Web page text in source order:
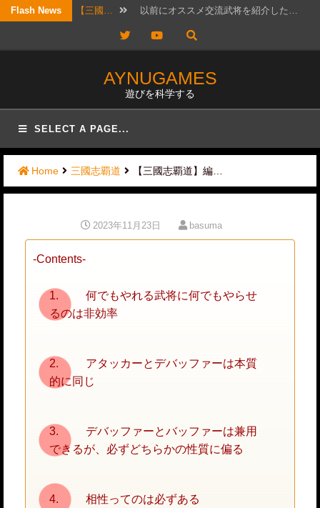
Skip
content
Flash News 【三國… 筆者もLR許チョには可能性を感じ…
結構ホットというか、なんか政治的…
2026年7月20日版。 「無…
【三國…
【三國… リクエストではないのですが、コメ…
【三國… 最近ずっと私事で忙しかったので、…
TwitterYouTube
AYNUGAMES
遊びを科学する
SELECT A PAGE...
Home 三國志覇道 【三國志覇道】編…
2023年11月23日 basuma
-Contents-
何でもやれる武将に何でもやらせ
るのは非効率
アタッカーとデバッファーは本質
的に同じ
デバッファーとバッファーは兼用
できるが、必ずどちらかの性質に偏る
相性ってのは必ずある